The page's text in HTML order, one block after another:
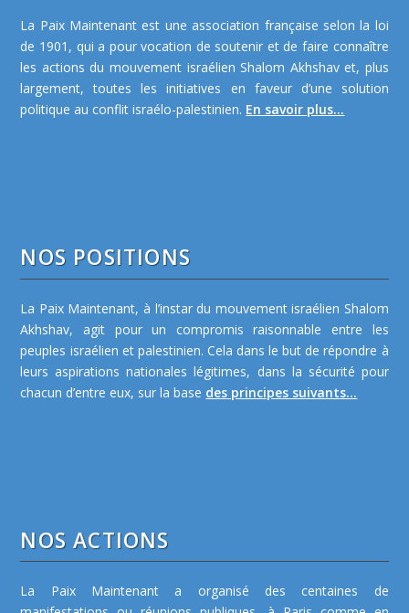
La Paix Maintenant est une association française selon la loi
de 1901, qui a pour vocation de soutenir et de faire connaître
les actions du mouvement israélien Shalom Akhshav et, plus
largement, toutes les initiatives en faveur d’une solution
politique au conflit israélo-palestinien. En savoir plus...
NOS POSITIONS
La Paix Maintenant, à l’instar du mouvement israélien Shalom
Akhshav, agit pour un compromis raisonnable entre les
peuples israélien et palestinien. Cela dans le but de répondre à
leurs aspirations nationales légitimes, dans la sécurité pour
chacun d’entre eux, sur la base des principes suivants...
NOS ACTIONS
La Paix Maintenant a organisé des centaines de